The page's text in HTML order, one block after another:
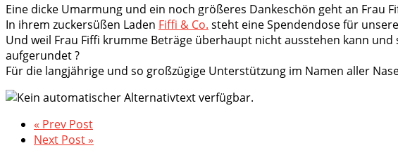
Eine dicke Umarmung und ein noch größeres Dankeschön geht an Frau
In ihrem zuckersüßen Laden Fiffi & Co. steht eine Spendendose für
Und weil Frau Fiffi krumme Beträge überhaupt nicht ausstehen kann
aufgerundet?
Für die langjährige und so großzügige Unterstützung im Namen aller
« Prev Post
Next Post »